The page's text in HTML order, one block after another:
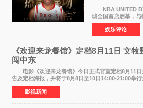
NBA UNITED BY
城全国首店启幕，与
爱 2026 年7 月21
州正弘城正式启幕。
娱乐评论
《欢迎来龙餐馆》定档8月11日 文
闯中东
电影《欢迎来龙餐馆》今日正式官宣定档8月11日
告及定档海报，并将于8月8日至10日14:00-21:00举
食大片，影片讲述的是中国厨师徐福（沈腾
影视新闻